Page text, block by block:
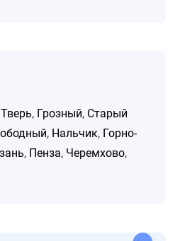
Тверь, Грозный, Старый
, Нальчик, Горно-
, Пенза, Черемхово,